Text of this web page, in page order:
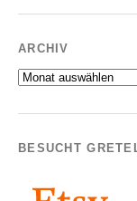
ARCHIV
Archiv
BESUCHT